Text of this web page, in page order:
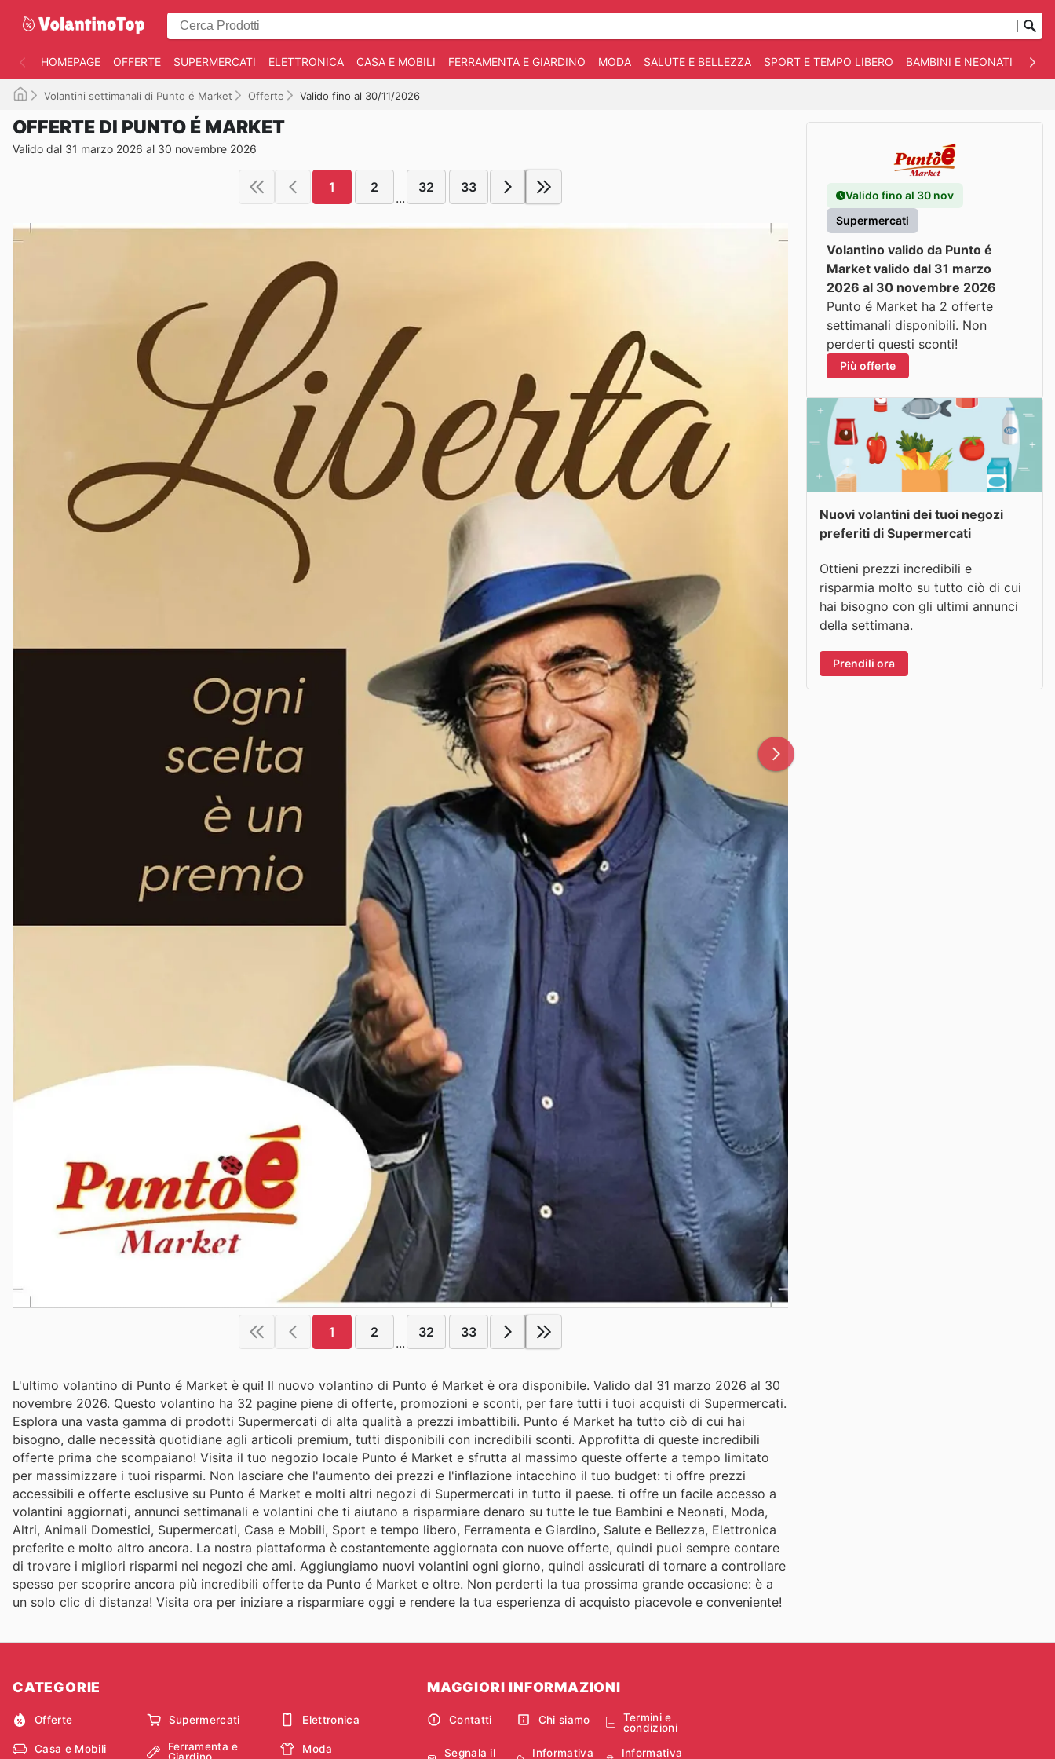
HOMEPAGE OFFERTE SUPERMERCATI ELETTRONICA CASA E MOBILI FERRAMENTA E GIARDINO MODA SALUTE E BELLEZZA SPORT E TEMPO LIBERO BAMBINI E NEONATI
Volantini settimanali di Punto é Market Offerte Valido fino al 30/11/2026
OFFERTE DI PUNTO É MARKET
Valido dal 31 marzo 2026 al 30 novembre 2026
1 2
...
32 33
1 2
...
32 33
L'ultimo volantino di Punto é Market è qui! Il nuovo volantino di Punto é Market è ora disponibile. Valido dal 31 marzo 2026 al 30
novembre 2026. Questo volantino ha 32 pagine piene di offerte, promozioni e sconti, per fare tutti i tuoi acquisti di Supermercati.
Esplora una vasta gamma di prodotti Supermercati di alta qualità a prezzi imbattibili. Punto é Market ha tutto ciò di cui hai
bisogno, dalle necessità quotidiane agli articoli premium, tutti disponibili con incredibili sconti. Approfitta di queste incredibili
offerte prima che scompaiano! Visita il tuo negozio locale Punto é Market e sfrutta al massimo queste offerte a tempo limitato
per massimizzare i tuoi risparmi. Non lasciare che l'aumento dei prezzi e l'inflazione intacchino il tuo budget: ti offre prezzi
accessibili e offerte esclusive su Punto é Market e molti altri negozi di Supermercati in tutto il paese. ti offre un facile accesso a
volantini aggiornati, annunci settimanali e volantini che ti aiutano a risparmiare denaro su tutte le tue Bambini e Neonati, Moda,
Altri, Animali Domestici, Supermercati, Casa e Mobili, Sport e tempo libero, Ferramenta e Giardino, Salute e Bellezza, Elettronica
preferite e molto altro ancora. La nostra piattaforma è costantemente aggiornata con nuove offerte, quindi puoi sempre contare
di trovare i migliori risparmi nei negozi che ami. Aggiungiamo nuovi volantini ogni giorno, quindi assicurati di tornare a controllare
spesso per scoprire ancora più incredibili offerte da Punto é Market e oltre. Non perderti la tua prossima grande occasione: è a
un solo clic di distanza! Visita ora per iniziare a risparmiare oggi e rendere la tua esperienza di acquisto piacevole e conveniente!
Valido fino al 30 nov
Supermercati
Volantino valido da Punto é
Market valido dal 31 marzo
2026 al 30 novembre 2026
Punto é Market ha 2 offerte
settimanali disponibili. Non
perderti questi sconti!
Più offerte
Nuovi volantini dei tuoi negozi
preferiti di Supermercati
Ottieni prezzi incredibili e
risparmia molto su tutto ciò di cui
hai bisogno con gli ultimi annunci
della settimana.
Prendili ora
CATEGORIE
Offerte Supermercati Elettronica
Casa e Mobili
Ferramenta e
Moda
MAGGIORI INFORMAZIONI
Contatti Chi siamo
Termini e
condizioni
Segnala il
Informativa
Informativa